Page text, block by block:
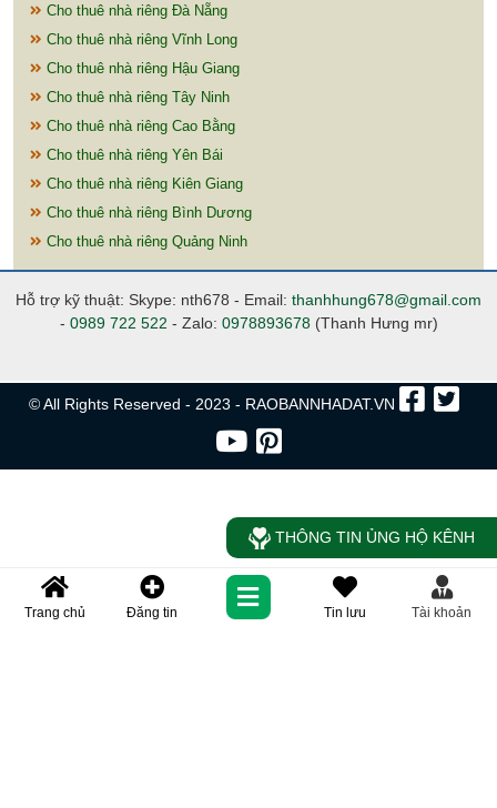
Cho thuê nhà riêng Đà Nẵng
Cho thuê nhà riêng Vĩnh Long
Cho thuê nhà riêng Hậu Giang
Cho thuê nhà riêng Tây Ninh
Cho thuê nhà riêng Cao Bằng
Cho thuê nhà riêng Yên Bái
Cho thuê nhà riêng Kiên Giang
Cho thuê nhà riêng Bình Dương
Cho thuê nhà riêng Quảng Ninh
Hỗ trợ kỹ thuật: Skype: nth678 - Email: thanhhung678@gmail.com
- 0989 722 522 - Zalo: 0978893678(Thanh Hưng mr)
© All Rights Reserved - 2023 - RAOBANNHADAT.VN
Trang chủ Đăng tin Tin lưu Tài khoản
THÔNG TIN ỦNG HỘ KÊNH